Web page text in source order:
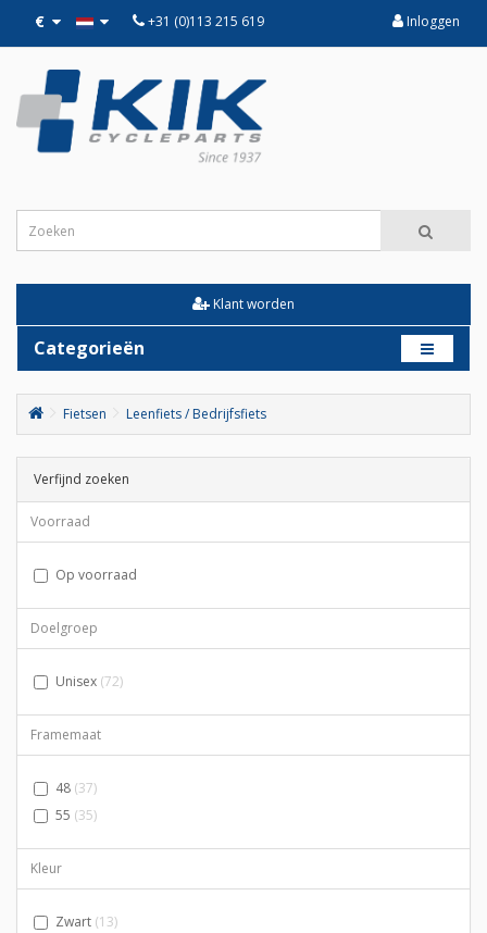
€ +31 (0)113 215 619 Inloggen
Klant worden
Categorieën
Fietsen Leenfiets / Bedrijfsfiets
Verfijnd zoeken
Voorraad
Op voorraad
Doelgroep
Unisex (72)
Framemaat
48 (37)
55 (35)
Kleur
Zwart (13)